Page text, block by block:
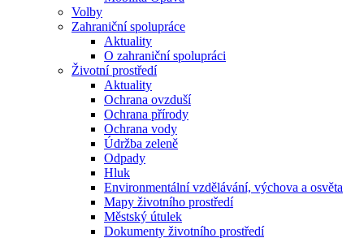
Volby
Zahraniční spolupráce
Aktuality
O zahraniční spolupráci
Životní prostředí
Aktuality
Ochrana ovzduší
Ochrana přírody
Ochrana vody
Údržba zeleně
Odpady
Hluk
Environmentální vzdělávání, výchova a osvěta
Mapy životního prostředí
Městský útulek
Dokumenty životního prostředí